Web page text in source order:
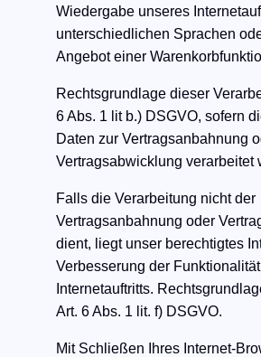
Wiedergabe unseres
unterschiedlichen Sprachen
Angebot einer
Rechtsgrundlage dieser
6 Abs. 1 lit b.) DSGVO, sofern
Daten zur Vertragsanbahnung
Vertragsabwicklung verarbeitet
Falls die Verarbeitung nicht der
Vertragsanbahnung oder
dient, liegt unser berechtigtes
Verbesserung der
Internetauftritts.
Art. 6 Abs. 1 lit. f) DSGVO.
Mit Schließen Ihres Internet-